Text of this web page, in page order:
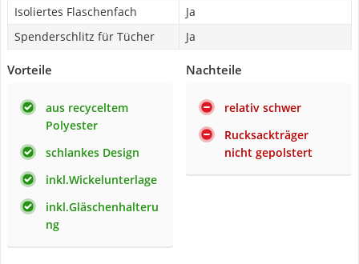
Isoliertes Flaschenfach
Ja
Spenderschlitz für Tücher
Ja
Vorteile
aus recyceltem
Polyester
schlankes Design
inkl.Wickelunterlage
inkl.Gläschenhalteru
ng
Nachteile
relativ schwer
Rucksackträger
nicht gepolstert